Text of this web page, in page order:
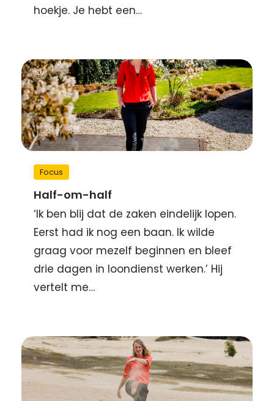
hoekje. Je hebt een…
Focus
Half-om-half
‘Ik ben blij dat de zaken eindelijk lopen.
Eerst had ik nog een baan. Ik wilde
graag voor mezelf beginnen en bleef
drie dagen in loondienst werken.’ Hij
vertelt me…